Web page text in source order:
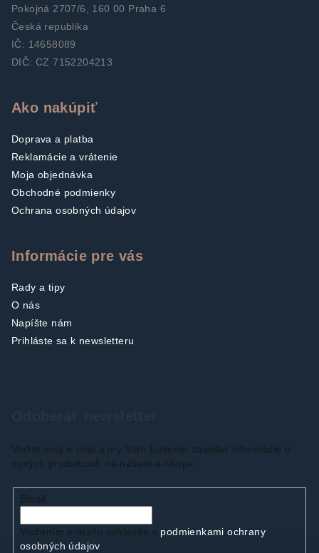
Pokojná 2707/6, 160 00 Praha 6
Česká republika
IČ: 14658089
DIČ: CZ 7152204213
Ako nakúpiť
Doprava a platba
Reklamácie a vrátenie
Moja objednávka
Obchodné podmienky
Ochrana osobných údajov
Informácie pre vás
Rady a tipy
O nás
Napíšte nám
Prihláste sa k newsletteru
Vložte svoj e-mail a my Vám budeme zasielať informácie o
nových produktoch na našom e-shope.
Email
Vložením e-mailu súhlasíte s podmienkami ochrany
osobných údajov